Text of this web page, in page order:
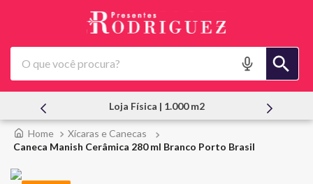
O que você procura?
Atendimento Pessoal
Xícaras e Canecas
Caneca Manish Cerâmica 280 ml Branco Porto Brasil